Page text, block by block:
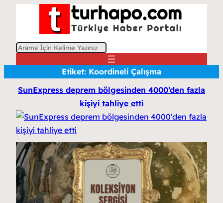
A
Etiket: Koordineli Çalışma
SunExpress deprem bölgesinden 4000’den fazla
kişiyi tahliye etti